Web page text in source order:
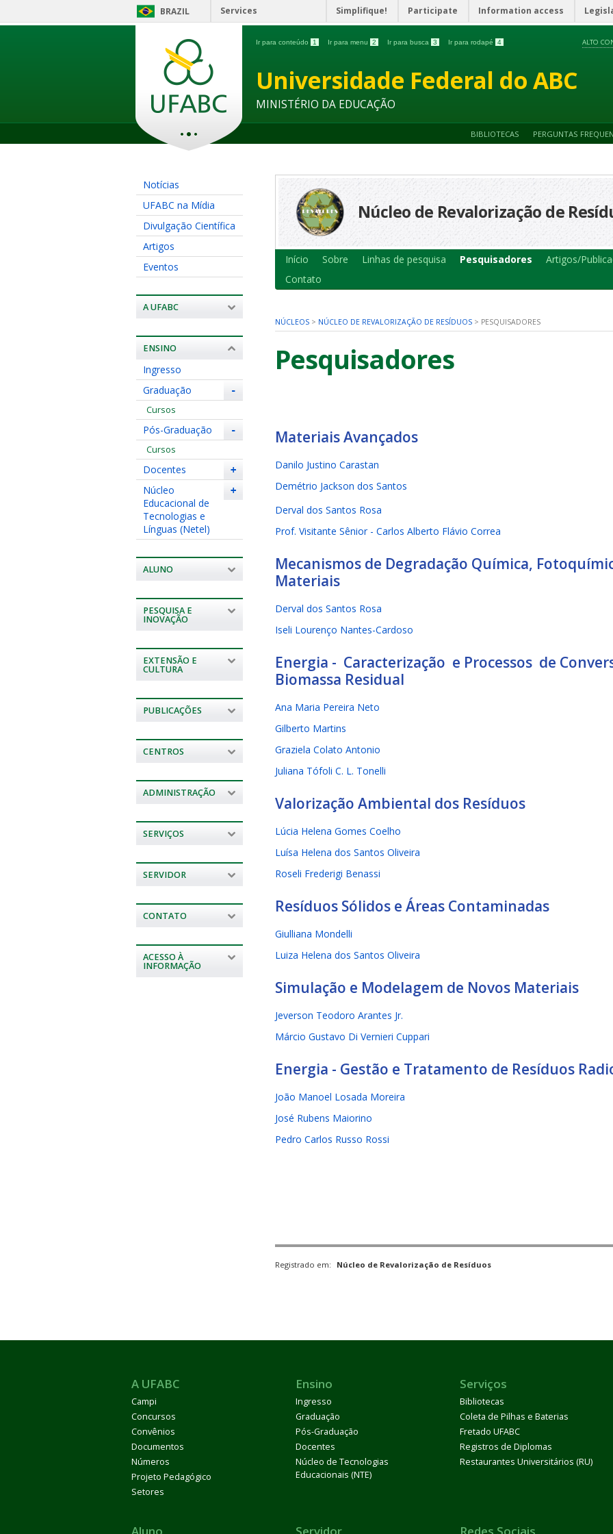
BRAZIL Services Simplifique! Participate Information access
Ir para conteúdo 1 Ir para menu 2 Ir para busca 3 Ir para rodapé 4 ALTO
Universidade Federal do ABC
MINISTÉRIO DA EDUCAÇÃO
BIBLIOTECAS PERGUNTAS
Notícias
UFABC na Mídia
Divulgação Científica
Artigos
Eventos
A UFABC
ENSINO
Ingresso
-
Graduação
Cursos
-
Pós-Graduação
Cursos
+
Docentes
+
Núcleo
Educacional de
Tecnologias e
Línguas (Netel)
ALUNO
PESQUISA E
INOVAÇÃO
EXTENSÃO E
CULTURA
PUBLICAÇÕES
CENTROS
ADMINISTRAÇÃO
SERVIÇOS
SERVIDOR
CONTATO
ACESSO À
INFORMAÇÃO
Núcleo de Revalorização de
Início Sobre Linhas de pesquisa Pesquisadores Artigos/
Contato
NÚCLEOS > NÚCLEO DE REVALORIZAÇÃO DE RESÍDUOS > PESQUISADORES
Pesquisadores
Materiais Avançados
Danilo Justino Carastan
Demétrio Jackson dos Santos
Derval dos Santos Rosa
Prof. Visitante Sênior - Carlos Alberto Flávio Correa
Mecanismos de Degradação Química,
Materiais
Derval dos Santos Rosa
Iseli Lourenço Nantes-Cardoso
Energia - Caracterização e Processos de
Biomassa Residual
Ana Maria Pereira Neto
Gilberto Martins
Graziela Colato Antonio
Juliana Tófoli C. L. Tonelli
Valorização Ambiental dos Resíduos
Lúcia Helena Gomes Coelho
Luísa Helena dos Santos Oliveira
Roseli Frederigi Benassi
Resíduos Sólidos e Áreas Contaminadas
Giulliana Mondelli
Luiza Helena dos Santos Oliveira
Simulação e Modelagem de Novos Materiais
Jeverson Teodoro Arantes Jr.
Márcio Gustavo Di Vernieri Cuppari
Energia - Gestão e Tratamento de Resíduos
João Manoel Losada Moreira
José Rubens Maiorino
Pedro Carlos Russo Rossi
Registrado em: Núcleo de Revalorização de Resíduos
A UFABC
Campi
Concursos
Convênios
Documentos
Números
Projeto Pedagógico
Setores
Ensino
Ingresso
Graduação
Pós-Graduação
Docentes
Núcleo de Tecnologias
Educacionais (NTE)
Serviços
Bibliotecas
Coleta de Pilhas e Baterias
Fretado UFABC
Registros de Diplomas
Restaurantes Universitários (RU)